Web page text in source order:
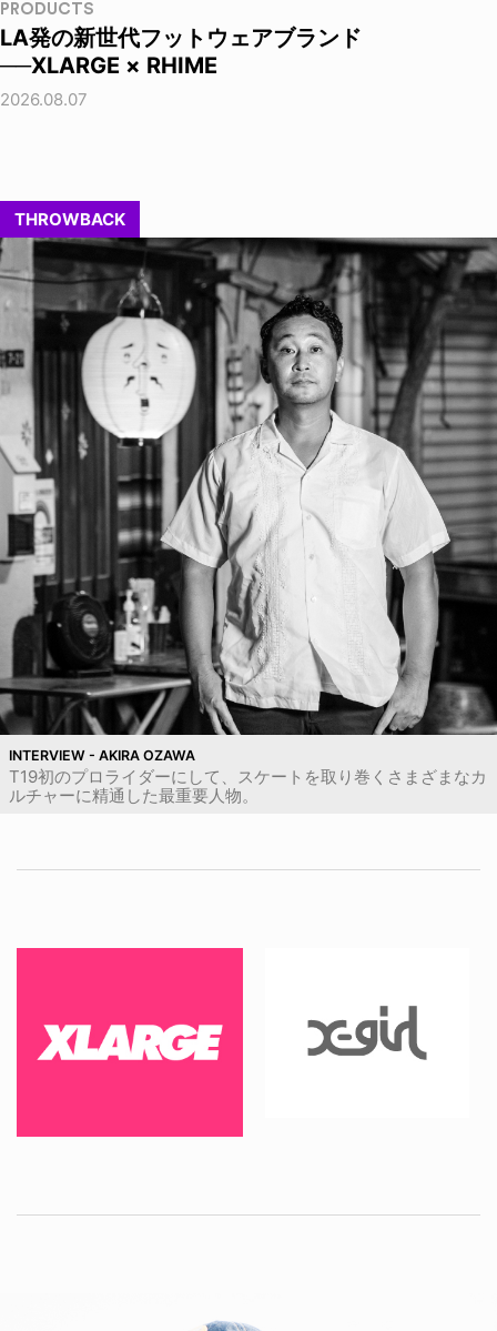
PRODUCTS
LA発の新世代フットウェアブランド
──XLARGE × RHIME
2026.08.07
THROWBACK
INTERVIEW - AKIRA OZAWA
T19初のプロライダーにして、スケートを取り巻くさまざまなカ
ルチャーに精通した最重要人物。